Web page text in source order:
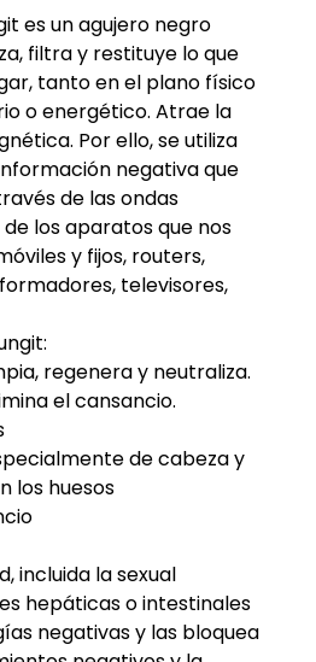
es un agujero negro
filtra y restituye lo que
tanto en el plano físico
o energético. Atrae la
Por ello, se utiliza
negativa que
de las ondas
los aparatos que nos
y fijos, routers,
televisores,
regenera y neutraliza.
el cansancio.
de cabeza y
los huesos
incluida la sexual
hepáticas o intestinales
negativas y las bloquea